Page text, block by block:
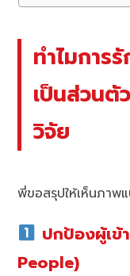
ทำไมการ
เป็นส่วนตั
วิจัย
พี่ขอสรุปให้เห็นภาพ
ปกป้องผู้เข้
People)